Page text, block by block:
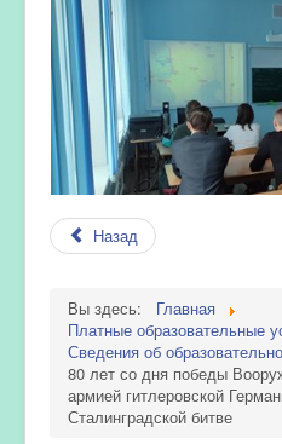
Назад
Вы здесь:
Главная
Платные образовательные
Сведения об
80 лет со дня победы
армией гитлеровской
Сталинградской битве